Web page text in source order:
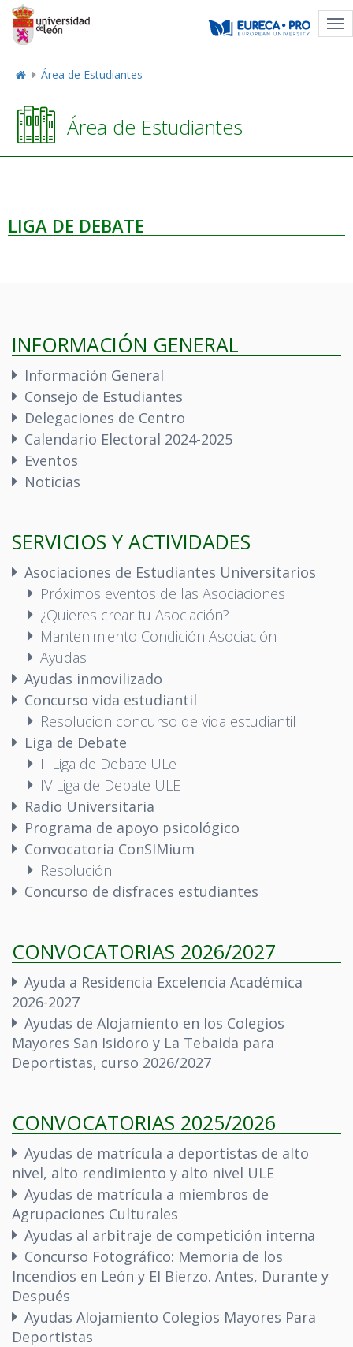
Área de Estudiantes
Área de Estudiantes
LIGA DE DEBATE
INFORMACIÓN GENERAL
Información General
Consejo de Estudiantes
Delegaciones de Centro
Calendario Electoral 2024-2025
Eventos
Noticias
SERVICIOS Y ACTIVIDADES
Asociaciones de Estudiantes Universitarios
Próximos eventos de las Asociaciones
¿Quieres crear tu Asociación?
Mantenimiento Condición Asociación
Ayudas
Ayudas inmovilizado
Concurso vida estudiantil
Resolucion concurso de vida estudiantil
Liga de Debate
II Liga de Debate ULe
IV Liga de Debate ULE
Radio Universitaria
Programa de apoyo psicológico
Convocatoria ConSIMium
Resolución
Concurso de disfraces estudiantes
CONVOCATORIAS 2026/2027
Ayuda a Residencia Excelencia Académica
2026-2027
Ayudas de Alojamiento en los Colegios
Mayores San Isidoro y La Tebaida para
Deportistas, curso 2026/2027
CONVOCATORIAS 2025/2026
Ayudas de matrícula a deportistas de alto
nivel, alto rendimiento y alto nivel ULE
Ayudas de matrícula a miembros de
Agrupaciones Culturales
Ayudas al arbitraje de competición interna
Concurso Fotográfico: Memoria de los
Incendios en León y El Bierzo. Antes, Durante y
Después
Ayudas Alojamiento Colegios Mayores Para
Deportistas